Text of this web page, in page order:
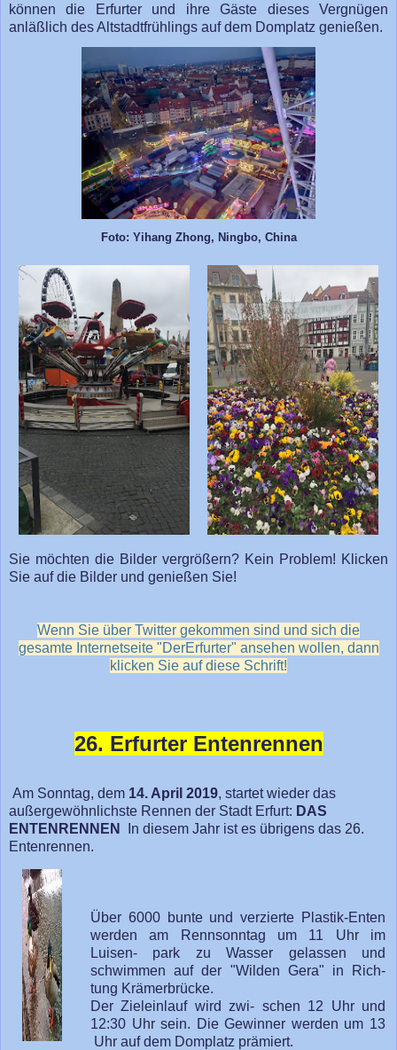
können die Erfurter und ihre Gäste dieses Vergnügen
anläßlich des Altstadtfrühlings auf dem Domplatz genießen.
Foto: Yihang Zhong, Ningbo, China
Sie möchten die Bilder vergrößern? Kein Problem! Klicken
Sie auf die Bilder und genießen Sie!
Wenn Sie über Twitter gekommen sind und sich die
gesamte Internetseite "DerErfurter" ansehen wollen, dann
klicken Sie auf diese Schrift!
26. Erfurter Entenrennen
Am Sonntag, dem 14. April 2019, startet wieder das
außergewöhnlichste Rennen der Stadt Erfurt: DAS
ENTENRENNEN
In diesem Jahr ist es übrigens das 26.
Entenrennen.
Über 6000 bunte und verzierte Plastik-Enten
werden am Rennsonntag um 11 Uhr im
Luisen- park zu Wasser gelassen und
schwimmen auf der "Wilden Gera" in Rich-
tung Krämerbrücke.
Der Zieleinlauf wird zwi- schen 12 Uhr und
12:30 Uhr sein. Die Gewinner werden um 13
Uhr auf dem Domplatz prämiert.